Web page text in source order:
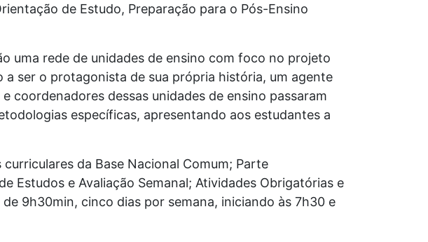
de Estudo, Preparação para o Pós-Ensino
uma rede de unidades de ensino com foco no projeto
ser o protagonista de sua própria história, um agente
coordenadores dessas unidades de ensino passaram
específicas, apresentando aos estudantes a
da Base Nacional Comum; Parte
Estudos e Avaliação Semanal; Atividades Obrigatórias e
9h30min, cinco dias por semana, iniciando às 7h30 e